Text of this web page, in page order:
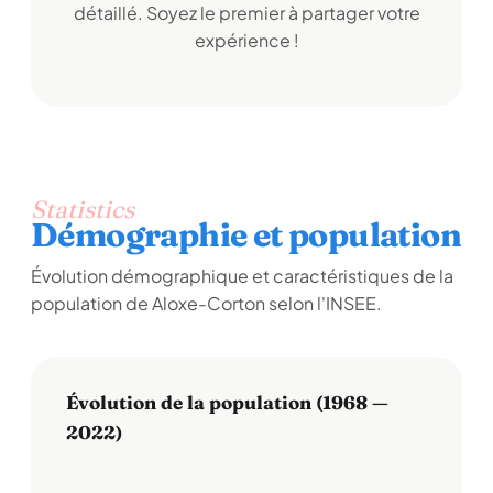
détaillé. Soyez le premier à partager votre
expérience !
Statistics
Démographie et population
Évolution démographique et caractéristiques de la
population de Aloxe-Corton selon l'INSEE.
Évolution de la population (1968 —
2022)